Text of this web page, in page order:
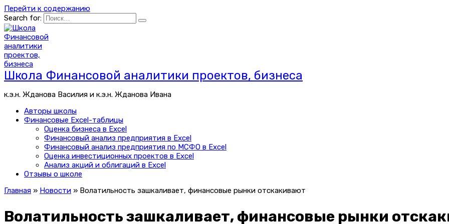
Перейти к содержанию
Search for:
Школа Финансовой аналитики проектов, бизнеса
к.э.н. Жданова Василия и к.э.н. Жданова Ивана
Авторы школы
Финансовые Excel-таблицы
Оценка бизнеса в Excel
Финансовый анализ предприятия в Excel
Финансовый анализ предприятия по МСФО в Excel
Оценка инвестиционных проектов в Excel
Анализ акций и облигаций в Excel
Отзывы о школе
Главная » Новости » Волатильность зашкаливает, финансовые рынки отскакивают
Волатильность зашкаливает, финансовые рынки